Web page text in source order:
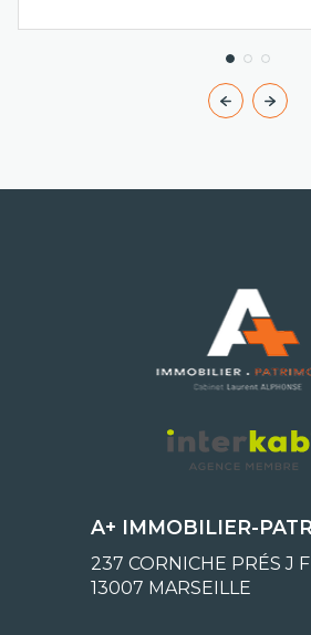
A+ IMMOBILIER-
237 CORNICHE PRÉS J
13007 MARSEILLE